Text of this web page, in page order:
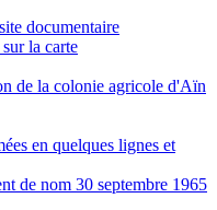
documentaire
la carte
de la colonie agricole d'Aïn
en quelques lignes et
de nom 30 septembre 1965